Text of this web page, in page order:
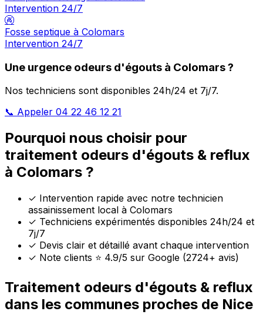
Intervention 24/7
🚱
Fosse septique à Colomars
Intervention 24/7
Une urgence odeurs d'égouts à Colomars ?
Nos techniciens sont disponibles 24h/24 et 7j/7.
📞 Appeler 04 22 46 12 21
Pourquoi nous choisir pour
traitement odeurs d'égouts & reflux
à Colomars ?
✓ Intervention rapide avec notre technicien
assainissement local à Colomars
✓ Techniciens expérimentés disponibles 24h/24 et
7j/7
✓ Devis clair et détaillé avant chaque intervention
✓ Note clients ⭐ 4.9/5 sur Google (2724+ avis)
Traitement odeurs d'égouts & reflux
dans les communes proches de Nice